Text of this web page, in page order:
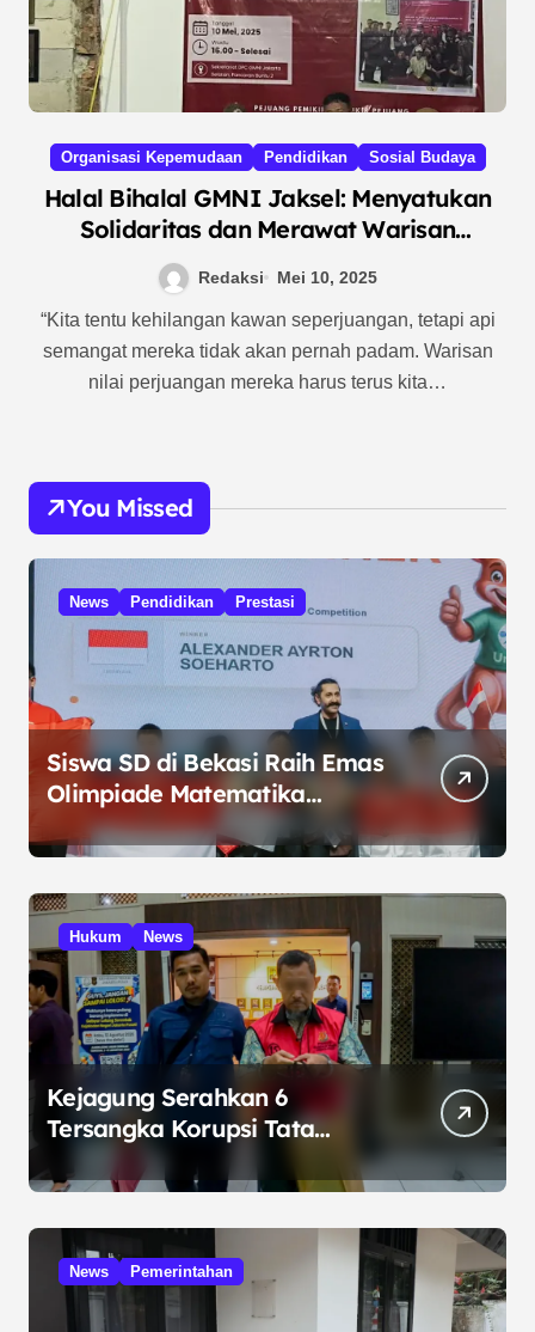
Organisasi Kepemudaan Pendidikan Sosial Budaya
Halal Bihalal GMNI Jaksel: Menyatukan
Solidaritas dan Merawat Warisan
Perjuangan di Tengah Zaman
Redaksi Mei 10, 2025
“Kita tentu kehilangan kawan seperjuangan, tetapi api
semangat mereka tidak akan pernah padam. Warisan
nilai perjuangan mereka harus terus kita…
You Missed
News Pendidikan Prestasi
Siswa SD di Bekasi Raih Emas
Olimpiade Matematika
Internasional di Malaysia
Hukum News
Kejagung Serahkan 6
Tersangka Korupsi Tata
Kelola Minyak ke Penuntut
Umum
News Pemerintahan